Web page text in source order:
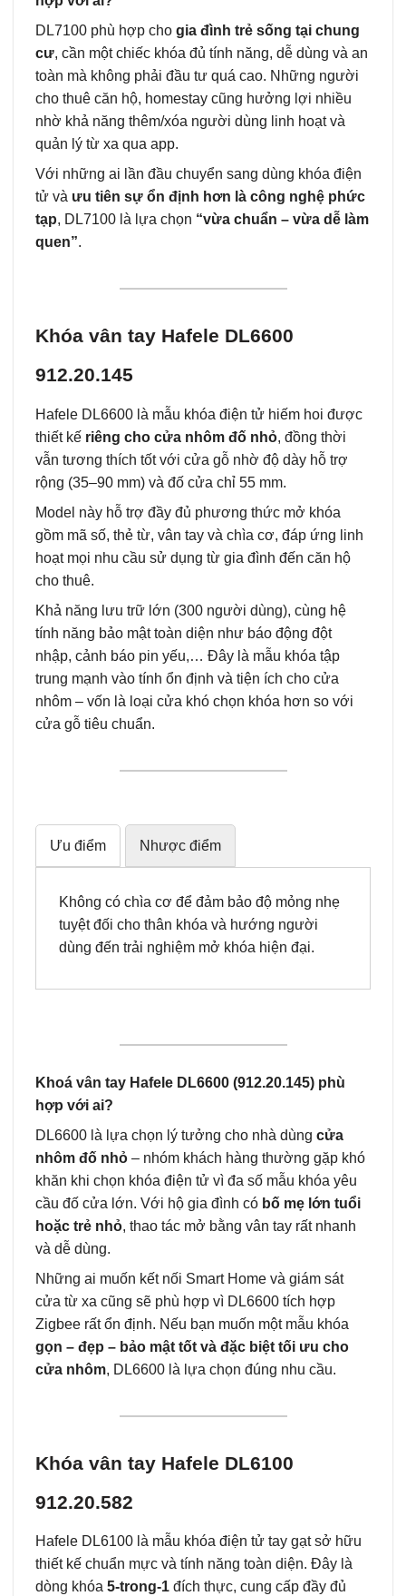
DL7100 phù hợp cho gia đình trẻ sống tại chung
cư, cần một chiếc khóa đủ tính năng, dễ dùng và an
toàn mà không phải đầu tư quá cao. Những người
cho thuê căn hộ, homestay cũng hưởng lợi nhiều
nhờ khả năng thêm/xóa người dùng linh hoạt và
quản lý từ xa qua app.
Với những ai lần đầu chuyển sang dùng khóa điện
tử và ưu tiên sự ổn định hơn là công nghệ phức
tạp, DL7100 là lựa chọn “vừa chuẩn – vừa dễ làm
quen”.
Khóa vân tay Hafele DL6600
912.20.145
Hafele DL6600 là mẫu khóa điện tử hiếm hoi được
thiết kế riêng cho cửa nhôm đố nhỏ, đồng thời
vẫn tương thích tốt với cửa gỗ nhờ độ dày hỗ trợ
rộng (35–90 mm) và đố cửa chỉ 55 mm.
Model này hỗ trợ đầy đủ phương thức mở khóa
gồm mã số, thẻ từ, vân tay và chìa cơ, đáp ứng linh
hoạt mọi nhu cầu sử dụng từ gia đình đến căn hộ
cho thuê.
Khả năng lưu trữ lớn (300 người dùng), cùng hệ
tính năng bảo mật toàn diện như báo động đột
nhập, cảnh báo pin yếu,… Đây là mẫu khóa tập
trung mạnh vào tính ổn định và tiện ích cho cửa
nhôm – vốn là loại cửa khó chọn khóa hơn so với
cửa gỗ tiêu chuẩn.
Ưu điểm Nhược điểm
Không có chìa cơ để đảm bảo độ mỏng nhẹ
tuyệt đối cho thân khóa và hướng người
dùng đến trải nghiệm mở khóa hiện đại.
Khoá vân tay Hafele DL6600 (912.20.145) phù
hợp với ai?
DL6600 là lựa chọn lý tưởng cho nhà dùng cửa
nhôm đố nhỏ – nhóm khách hàng thường gặp khó
khăn khi chọn khóa điện tử vì đa số mẫu khóa yêu
cầu đố cửa lớn. Với hộ gia đình có bố mẹ lớn tuổi
hoặc trẻ nhỏ, thao tác mở bằng vân tay rất nhanh
và dễ dùng.
Những ai muốn kết nối Smart Home và giám sát
cửa từ xa cũng sẽ phù hợp vì DL6600 tích hợp
Zigbee rất ổn định. Nếu bạn muốn một mẫu khóa
gọn – đẹp – bảo mật tốt và đặc biệt tối ưu cho
cửa nhôm, DL6600 là lựa chọn đúng nhu cầu.
Khóa vân tay Hafele DL6100
912.20.582
Hafele DL6100 là mẫu khóa điện tử tay gạt sở hữu
thiết kế chuẩn mực và tính năng toàn diện. Đây là
dòng khóa 5-trong-1 đích thực, cung cấp đầy đủ